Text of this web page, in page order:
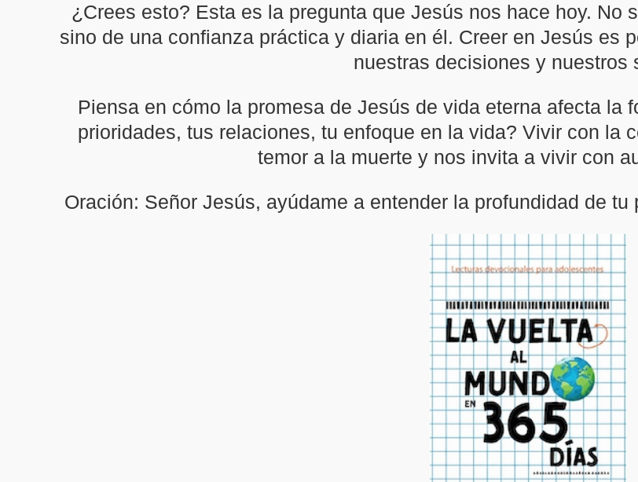
¿Crees esto? Esta es la pregunta que Jesús nos hace hoy. No
sino de una confianza práctica y diaria en él. Creer en Jesús es
nuestras decisiones y nuestros
Piensa en cómo la promesa de Jesús de vida eterna afecta la
prioridades, tus relaciones, tu enfoque en la vida? Vivir con la
temor a la muerte y nos invita a vivir con
Oración: Señor Jesús, ayúdame a entender la profundidad de